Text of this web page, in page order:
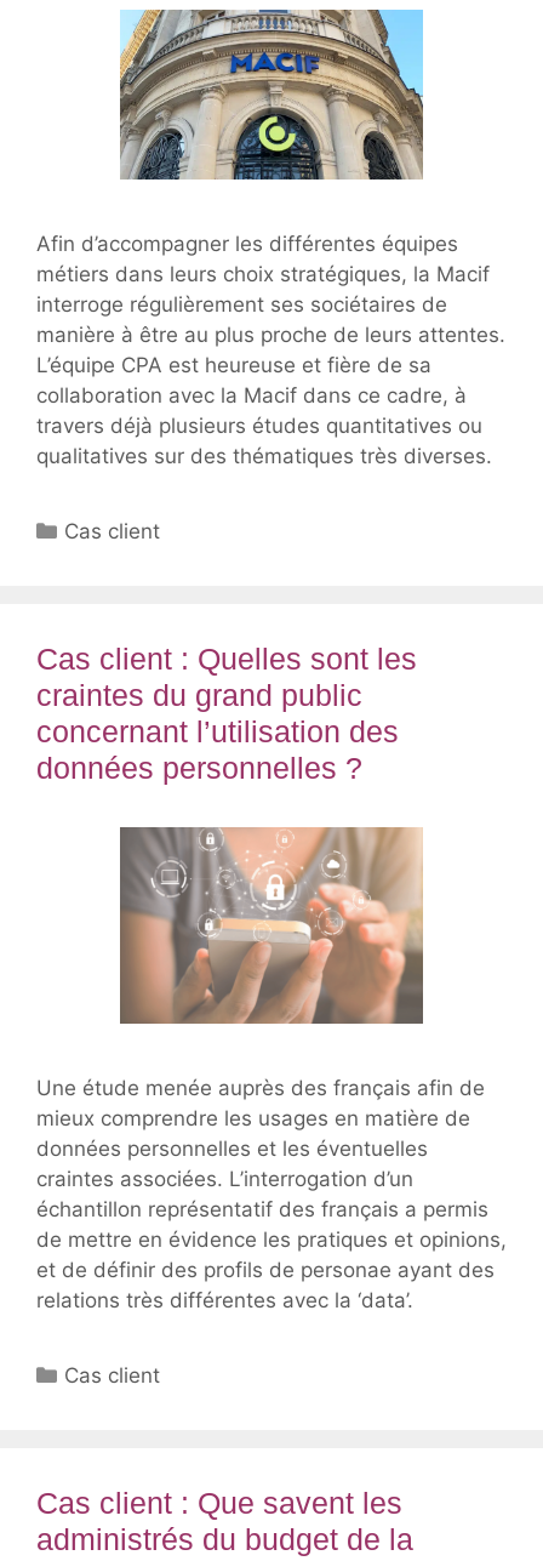
Afin d’accompagner les différentes équipes
métiers dans leurs choix stratégiques, la Macif
interroge régulièrement ses sociétaires de
manière à être au plus proche de leurs attentes.
L’équipe CPA est heureuse et fière de sa
collaboration avec la Macif dans ce cadre, à
travers déjà plusieurs études quantitatives ou
qualitatives sur des thématiques très diverses.
Catégories
Cas client
Cas client : Quelles sont les
craintes du grand public
concernant l’utilisation des
données personnelles ?
Une étude menée auprès des français afin de
mieux comprendre les usages en matière de
données personnelles et les éventuelles
craintes associées. L’interrogation d’un
échantillon représentatif des français a permis
de mettre en évidence les pratiques et opinions,
et de définir des profils de personae ayant des
relations très différentes avec la ‘data’.
Catégories
Cas client
Cas client : Que savent les
administrés du budget de la